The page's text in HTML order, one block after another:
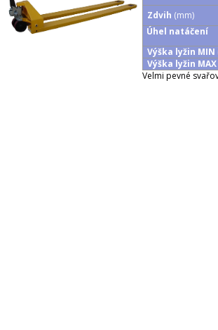
Zdvih (mm)
Úhel natáčení
Výška lyžin MIN
Výška lyžin MAX
Velmi pevné